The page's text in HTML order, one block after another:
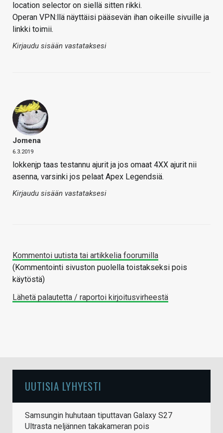
location selector on siellä sitten rikki.
Operan VPN:llä näyttäisi pääsevän ihan oikeille sivuille ja
linkki toimii.
Kirjaudu sisään vastataksesi
Jomena
6.3.2019
lokkenjp taas testannu ajurit ja jos omaat 4XX ajurit nii
asenna, varsinki jos pelaat Apex Legendsiä.
Kirjaudu sisään vastataksesi
Kommentoi uutista tai artikkelia foorumilla
(Kommentointi sivuston puolella toistakseksi pois
käytöstä)
Lähetä palautetta / raportoi kirjoitusvirheestä
UUTISIA LYHYESTI
Samsungin huhutaan tiputtavan Galaxy S27
Ultrasta neljännen takakameran pois